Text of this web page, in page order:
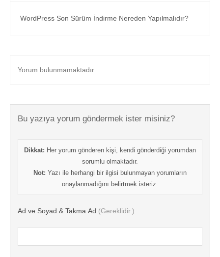
WordPress Son Sürüm İndirme Nereden Yapılmalıdır?
Yorum bulunmamaktadır.
Bu yazıya yorum göndermek ister misiniz?
Dikkat: Her yorum gönderen kişi, kendi gönderdiği yorumdan
sorumlu olmaktadır.
Not: Yazı ile herhangi bir ilgisi bulunmayan yorumların
onaylanmadığını belirtmek isteriz.
Ad ve Soyad & Takma Ad (Gereklidir.)